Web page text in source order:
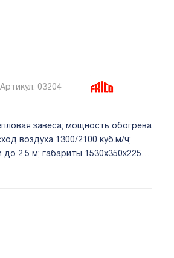
Артикул: 03204
завеса; мощность обогрева
воздуха 1300/2100 куб.м/ч;
до 2,5 м; габариты 1530х350х225